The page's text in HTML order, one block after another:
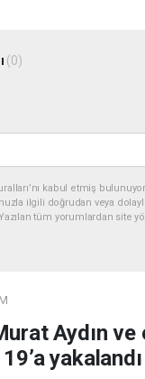
(0)
kabul etmiş
ilgili doğrudan veya
tüm yorumlardan site
Aydın
19’a yakalandı